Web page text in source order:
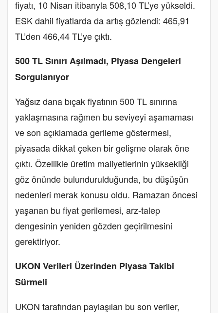
fiyatı, 10 Nisan itibarıyla 508,10 TL’ye yükseldi.
ESK dahil fiyatlarda da artış gözlendi: 465,91
TL’den 466,44 TL’ye çıktı.
500 TL Sınırı Aşılmadı, Piyasa Dengeleri
Sorgulanıyor
Yağsız dana bıçak fiyatının 500 TL sınırına
yaklaşmasına rağmen bu seviyeyi aşamaması
ve son açıklamada gerileme göstermesi,
piyasada dikkat çeken bir gelişme olarak öne
çıktı. Özellikle üretim maliyetlerinin yüksekliği
göz önünde bulundurulduğunda, bu düşüşün
nedenleri merak konusu oldu. Ramazan öncesi
yaşanan bu fiyat gerilemesi, arz-talep
dengesinin yeniden gözden geçirilmesini
gerektiriyor.
UKON Verileri Üzerinden Piyasa Takibi
Sürmeli
UKON tarafından paylaşılan bu son veriler,